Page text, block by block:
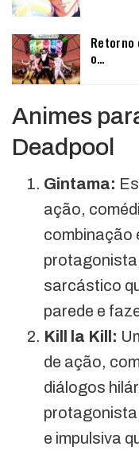
Retorno
o…
Animes
Deadpool
Gintama:
ação,
combinação
sarcástico
parede e
Kill la Kill:
de ação,
diálogos
e impulsiva